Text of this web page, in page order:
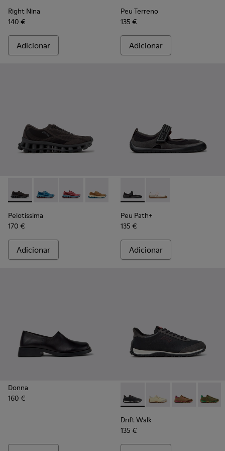
Right Nina
140 €
Adicionar
Peu Terreno
135 €
Adicionar
Pelotissima - K201922-006 - Ténis pretos e cinzentos em
Pelotissima - K201922-011 - Sapatilhas azuis em
Pelotissima - K201922-010 - Ténis bordeaux
Pelotissima - K201922-007 -
Pelotissima
170 €
Adicionar
Peu Path+ - K201987-001 -
Peu Path+ -
Peu Path+
135 €
Adicionar
Donna
160 €
Drift Walk - K201885-009 -
Drift Walk -Drift Walk -
Drift
Drift Walk
135 €